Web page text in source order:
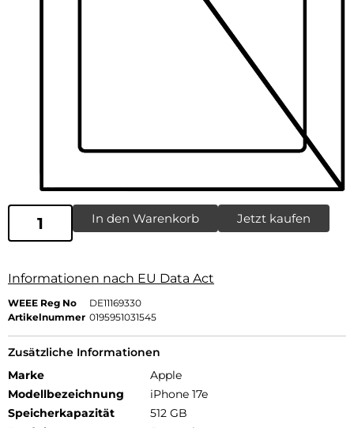
In den Warenkorb Jetzt kaufen
Informationen nach EU Data Act
WEEE Reg No
DE11169330
Artikelnummer 0195951031545
Zusätzliche Informationen
Marke
Apple
Modellbezeichnung
iPhone 17e
Speicherkapazität
512 GB